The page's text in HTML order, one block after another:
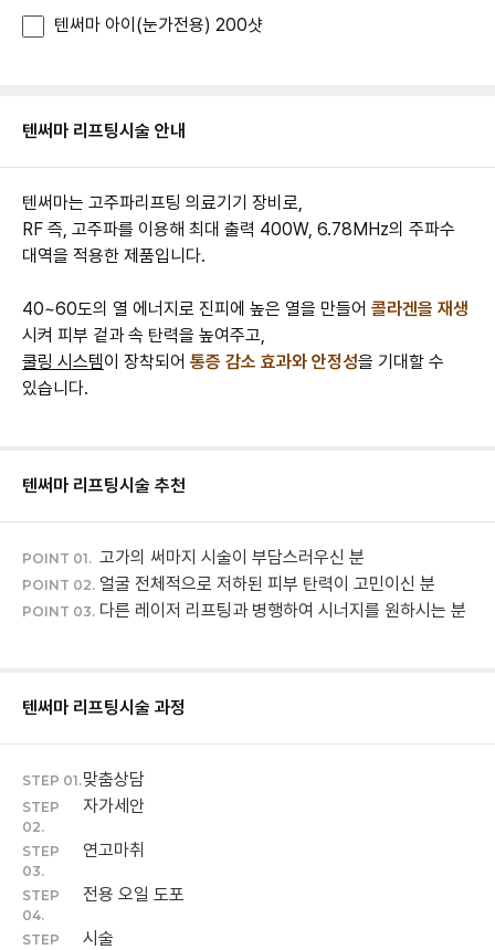
텐써마 리프팅시술 안내
텐써마는 고주파리프팅 의료기기 장비로,
RF 즉, 고주파를 이용해 최대 출력 400W, 6.78MHz의 주파수
대역을 적용한 제품입니다.
40~60도의 열 에너지로 진피에 높은 열을 만들어 콜라겐을 재생
시켜 피부 겉과 속 탄력을 높여주고,
쿨링 시스템이 장착되어 통증 감소 효과와 안정성을 기대할 수
있습니다.
텐써마 리프팅시술 추천
POINT 01. 고가의 써마지 시술이 부담스러우신 분
POINT 02. 얼굴 전체적으로 저하된 피부 탄력이 고민이신 분
POINT 03. 다른 레이저 리프팅과 병행하여 시너지를 원하시는 분
텐써마 리프팅시술 과정
STEP 01.맞춤상담
STEP
02.
자가세안
STEP
03.
연고마취
STEP
04.
전용 오일 도포
STEP
시술
텐써마 아이(눈가전용) 200샷